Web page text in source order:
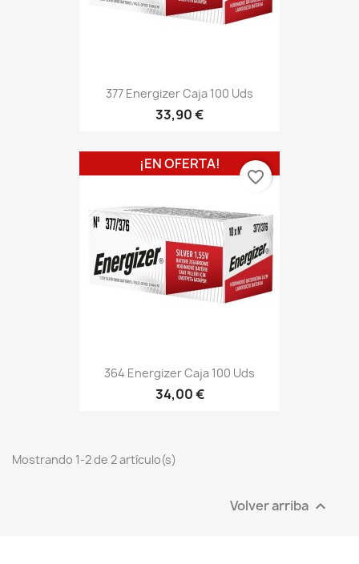
377 Energizer Caja 100 Uds
33,90 €
364 Energizer Caja 100 Uds
34,00 €
¡EN OFERTA!
favorite_border
Mostrando 1-2 de 2 artículo(s)
Volver arriba 